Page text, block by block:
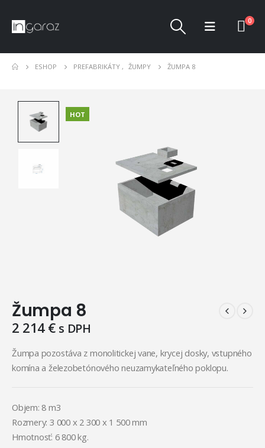
0
ESHOP PREFABRIKÁTY , ŽUMPY ŽUMPA 8
HOT
Žumpa 8
2 214€ s DPH
Žumpa pozostáva z monolitickej vane, krycej dosky, vstupného
komína a železobetónového neuzamykateľného poklopu.
Objem: 8 m3
Rozmery: 3 000 x 2 300 x 1 500 mm
Hmotnosť: 6 800 kg.